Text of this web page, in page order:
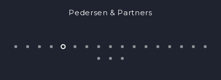
Pedersen & Partners